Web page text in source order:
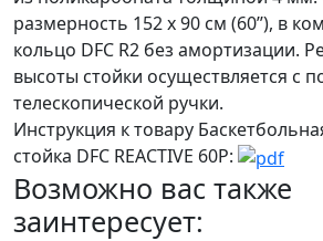
размерность 152 х 90 см (60’’), в
кольцо DFC R2 без амортизации.
высоты стойки осуществляется с
телескопической ручки.
Инструкция к товару
стойка DFC REACTIVE 60P:
Возможно вас также
заинтересует: